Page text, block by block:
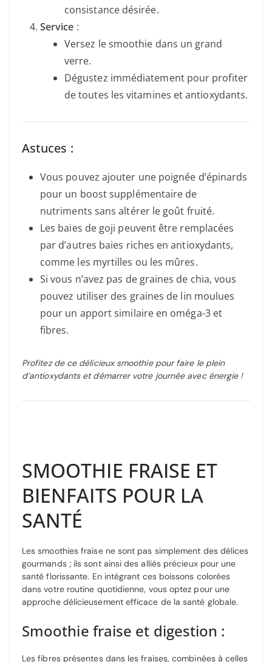
consistance désirée.
Service :
Versez le smoothie dans un grand
verre.
Dégustez immédiatement pour profiter
de toutes les vitamines et antioxydants.
Astuces :
Vous pouvez ajouter une poignée d’épinards
pour un boost supplémentaire de
nutriments sans altérer le goût fruité.
Les baies de goji peuvent être remplacées
par d’autres baies riches en antioxydants,
comme les myrtilles ou les mûres.
Si vous n’avez pas de graines de chia, vous
pouvez utiliser des graines de lin moulues
pour un apport similaire en oméga-3 et
fibres.
Profitez de ce délicieux smoothie pour faire le plein
d’antioxydants et démarrer votre journée avec énergie !
SMOOTHIE FRAISE ET
BIENFAITS POUR LA
SANTÉ
Les smoothies fraise ne sont pas simplement des délices
gourmands ; ils sont ainsi des alliés précieux pour une
santé florissante. En intégrant ces boissons colorées
dans votre routine quotidienne, vous optez pour une
approche délicieusement efficace de la santé globale.
Smoothie fraise et digestion :
Les fibres présentes dans les fraises, combinées à celles